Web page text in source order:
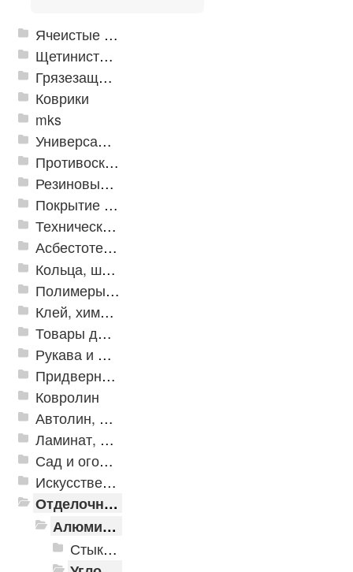
Ячеистые грязезащитные покрытия
Щетинистые покрытия
Грязезащитные, влаговпитывающие покрытия
Коврики
mks
Универсальные модульные покрытия
Противоскользящая защита для лестниц, профили, ленты
Резиновые и ПВХ дорожки
Покрытие из резиновой крошки
Техническая резина
Асбестотехнические и теплоизоляционные материалы
Кольца, шайбы, манжеты
Полимеры и пластики
Клей, химия, сопутствующие товары
Товары для дома
Рукава и шланги промышленные
Придверные решетки
Ковролин
Автолин, Транслин, Линолеум
Ламинат, Кварцвиниловая плитка SPC
Сад и огород
Искусственная трава
Отделочные профили
Алюминиевые пороги
Стыкоперекрывающие алюминиевые пороги